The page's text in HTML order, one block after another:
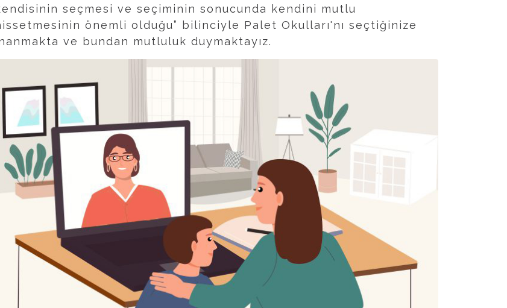
seçmesi ve seçiminin sonucunda kendini mutlu
önemli olduğu” bilinciyle Palet Okulları'nı seçtiğinize
ve bundan mutluluk duymaktayız.